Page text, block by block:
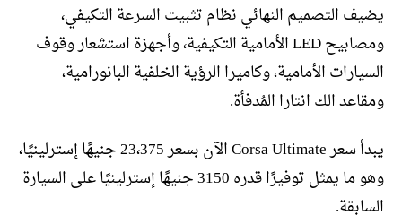
يضيف التصميم النهائي نظام تثبيت السرعة التكيفي،
ومصابيح LED الأمامية التكيفية، وأجهزة استشعار وقوف
السيارات الأمامية، وكاميرا الرؤية الخلفية البانورامية،
ومقاعد الك انتارا المُدفأة.
يبدأ سعر Corsa Ultimate الآن بسعر 23،375 جنيهًا إسترلينيًا،
وهو ما يمثل توفيرًا قدره 3150 جنيهًا إسترلينيًا على السيارة
السابقة.